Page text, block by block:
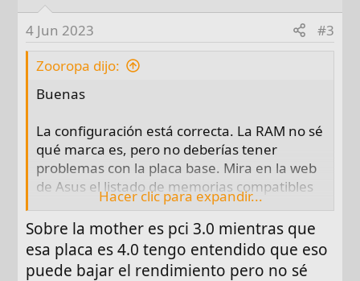
o
n
s
4 Jun 2023
#3
Zooropa dijo:
Buenas
La configuración está correcta. La RAM no sé
qué marca es, pero no deberías tener
problemas con la placa base. Mira en la web
de Asus el listado de memorias compatibles
con la placa:
https://www.asus.com/latin/motherbo...help
desk_qvl_memory/?model2Name=PRIME-
H410M-E
Hacer clic para expandir...
Sobre la mother es pci 3.0 mientras que
esa placa es 4.0 tengo entendido que eso
puede bajar el rendimiento pero no sé